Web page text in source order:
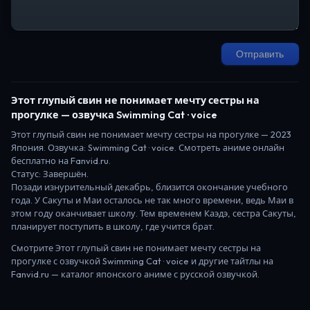
Отправить
Этот глупый свин не понимает мечту сестры на
прогулке — озвучка Swimming Cat · voice
Этот глупый свин не понимает мечту сестры на прогулке— 2023
Япония. Озвучка: Swimming Cat · voice. Смотреть аниме онлайн
бесплатно на Fanvid.ru.
Статус: Завершён.
Позади изнурительный декабрь, близится окончание учебного
года. У Сакуты и Маи осталось не так много времени, ведь Маи в
этом году оканчивает школу. Тем временем Каэдэ, сестра Сакуты,
планирует поступить в школу, где учится брат.
СмотритеЭтот глупый свин не понимает мечту сестры на
прогулкес озвучкой Swimming Cat · voice и другие тайтлы на
Fanvid.ru — каталог японского аниме с русской озвучкой.